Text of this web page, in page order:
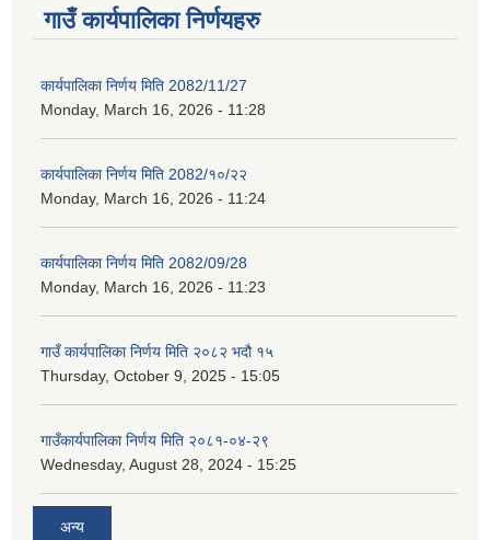
गाउँ कार्यपालिका निर्णयहरु
कार्यपालिका निर्णय मिति 2082/11/27
Monday, March 16, 2026 - 11:28
कार्यपालिका निर्णय मिति 2082/१०/२२
Monday, March 16, 2026 - 11:24
कार्यपालिका निर्णय मिति 2082/09/28
Monday, March 16, 2026 - 11:23
गाउँ कार्यपालिका निर्णय मिति २०८२ भदौ १५
Thursday, October 9, 2025 - 15:05
गाउँकार्यपालिका निर्णय मिति २०८१-०४-२९
Wednesday, August 28, 2024 - 15:25
अन्य